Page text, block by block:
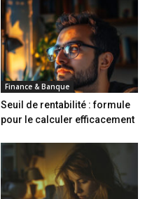
Finance & Banque
Seuil de rentabilité : formule
pour le calculer efficacement